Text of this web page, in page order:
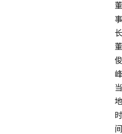
董
事
长
董
俊
峰
当
地
时
间